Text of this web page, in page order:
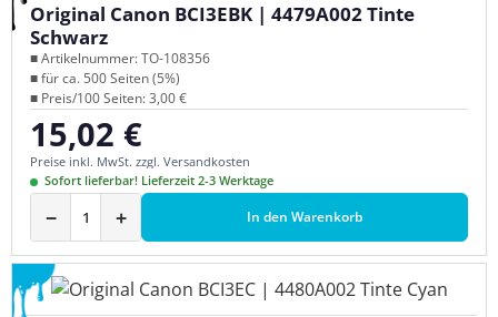
Original Canon BCI3EBK | 4479A002 Tinte
Schwarz
■ Artikelnummer: TO-108356
■ für ca. 500 Seiten (5%)
■ Preis/100 Seiten: 3,00 €
Regulärer Preis:
15,02 €
Preise inkl. MwSt. zzgl. Versandkosten
Sofort lieferbar! Lieferzeit 2-3 Werktage
− + In den Warenkorb